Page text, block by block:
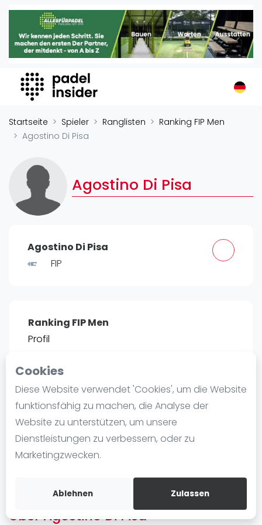
Cookies
Diese Website verwendet 'Cookies', um die Website
funktionsfähig zu machen, die Analyse der
Website zu unterstützen, um unsere
Dienstleistungen zu verbessern, oder zu
Marketingzwecken.
Ablehnen Zulassen
Padel Insider
Home
Organisationen
Buchungssysteme
Padel-Shops
Padel-Marken
Verschiedenes
Veranstaltungen
Turniere
Playtomic
Frauen
FIP Männer
Blog
Die Geschichte von Padel
Regeln und Punktzählung
Padel Schläge
Video
Startseite Spieler Ranglisten
Ranking FIP Men
Agostino Di Pisa
Agostino Di Pisa
Agostino Di Pisa
FIP
Ranking FIP Men
Profil
POSITIE
#2466 0
Bist du
Kostenloses Konto erstellen
Über Agostino Di Pisa